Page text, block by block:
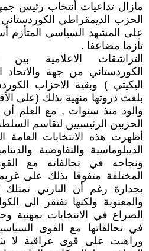
مازال تداعيات أنتخاب رئيس
الحزب الديمقراطي
على المشهد السياسي المتأزم
تأزما مضاعفا .
التراشقات الاعلامية
الكوردستاني من جهة
اليكيتي ) وبقية الاحزاب
بلغت ذروتها منهية بذلك (على
والود منذ سنوات , مع العلم أن
الحزبين الرئيسيين لتقاسم
أظهرت هذه الانتخابات العامة
الديبلوماسية والتفاوضية
ونجاحه في تحالفاته مع
المختلفة متفوقا بذلك على
بجدارة رغم أن البارتي تمتلك
والمعنوية ولكنها تفتقر الى
الصراع في الانتخابات بمهنية
في تحالفاتها مع القوى
وراهنت على قوى عراقية لا